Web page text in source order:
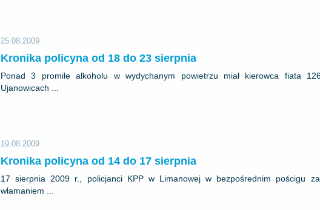
25.08.2009
Kronika policyna od 18 do 23 sierpnia
Ponad 3 promile alkoholu w wydychanym powietrzu miał kierowca fiata
Ujanowicach ...
19.08.2009
Kronika policyna od 14 do 17 sierpnia
17 sierpnia 2009 r., policjanci KPP w Limanowej w bezpośrednim pościgu
włamaniem ...